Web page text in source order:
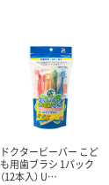
ドクタービーバー こど
も用歯ブラシ 1パック
（12本入） U…